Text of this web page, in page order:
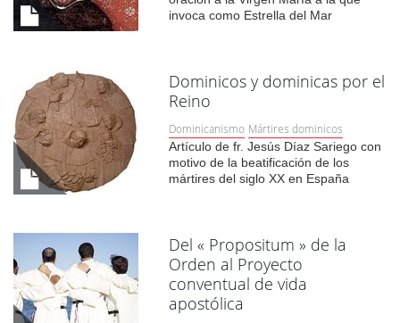
invoca como Estrella del Mar
Dominicos y dominicas por el
Reino
Dominicanismo Mártires dominicos
Artículo de fr. Jesús Díaz Sariego con
motivo de la beatificación de los
mártires del siglo XX en España
Del « Propositum » de la
Orden al Proyecto
conventual de vida
apostólica